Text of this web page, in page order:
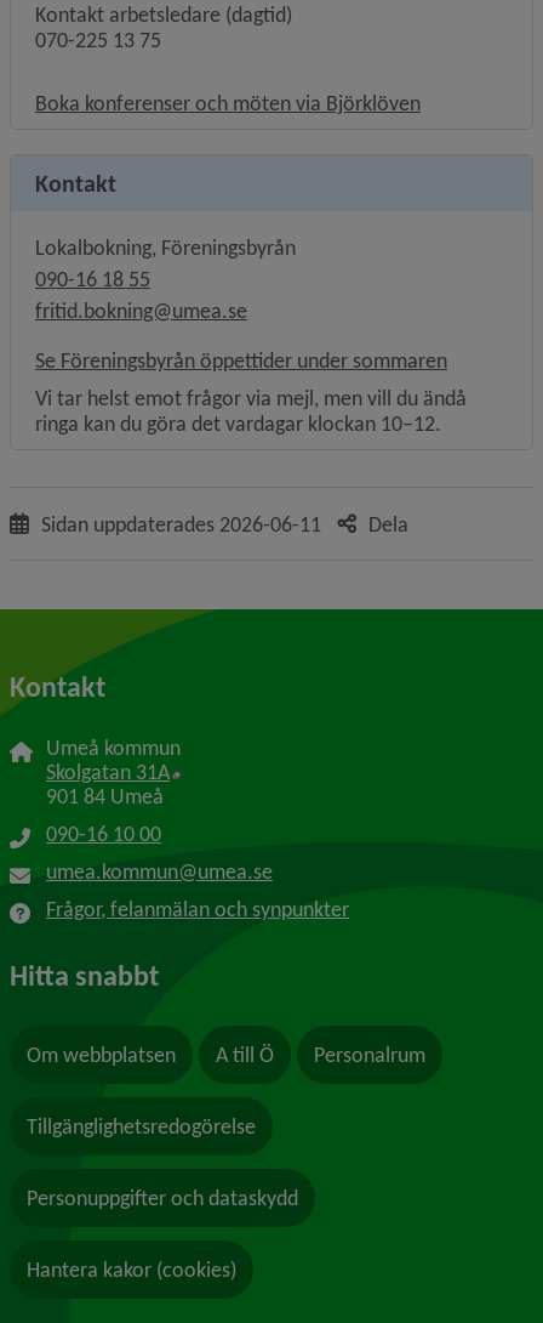
Kontakt arbetsledare (dagtid)
070-225 13 75
Boka konferenser och möten via BjörklövenLänk till
Kontakt
Lokalbokning, Föreningsbyrån
090-16 18 55
fritid.bokning@umea.se
Se Föreningsbyrån öppettider under sommaren
Vi tar helst emot frågor via mejl, men vill du ändå
ringa kan du göra det vardagar klockan 10–12.
Sidan uppdaterades 2026-06-11 Dela
Kontakt
Umeå kommun
Skolgatan 31A Länk till annan webbplats, öppnas i nytt
901 84 Umeå
090-16 10 00
umea.kommun@umea.se
Frågor, felanmälan och synpunkter
Hitta snabbt
Om webbplatsen A till Ö Personalrum
Tillgänglighetsredogörelse
Personuppgifter och dataskydd
Hantera kakor (cookies)